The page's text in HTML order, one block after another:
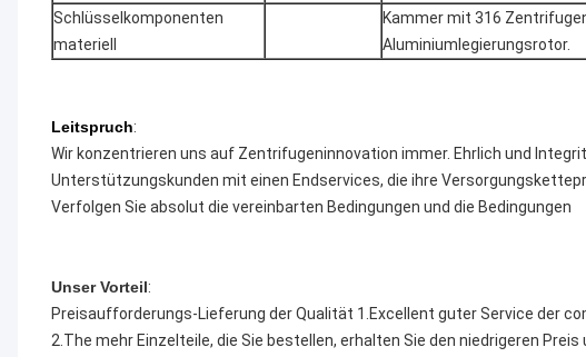
Schlüsselkomponenten
materiell
Kammer mit 316
Aluminiumlegierungsrotor.
Leitspruch:
Wir konzentrieren uns auf Zentrifugeninnovation immer. Ehrlich und
Unterstützungskunden mit einen Endservices, die ihre
Verfolgen Sie absolut die vereinbarten Bedingungen und die Bedingungen
Unser Vorteil:
Preisaufforderungs-Lieferung der Qualität 1.Excellent guter Service der
2.The mehr Einzelteile, die Sie bestellen, erhalten Sie den niedrigeren